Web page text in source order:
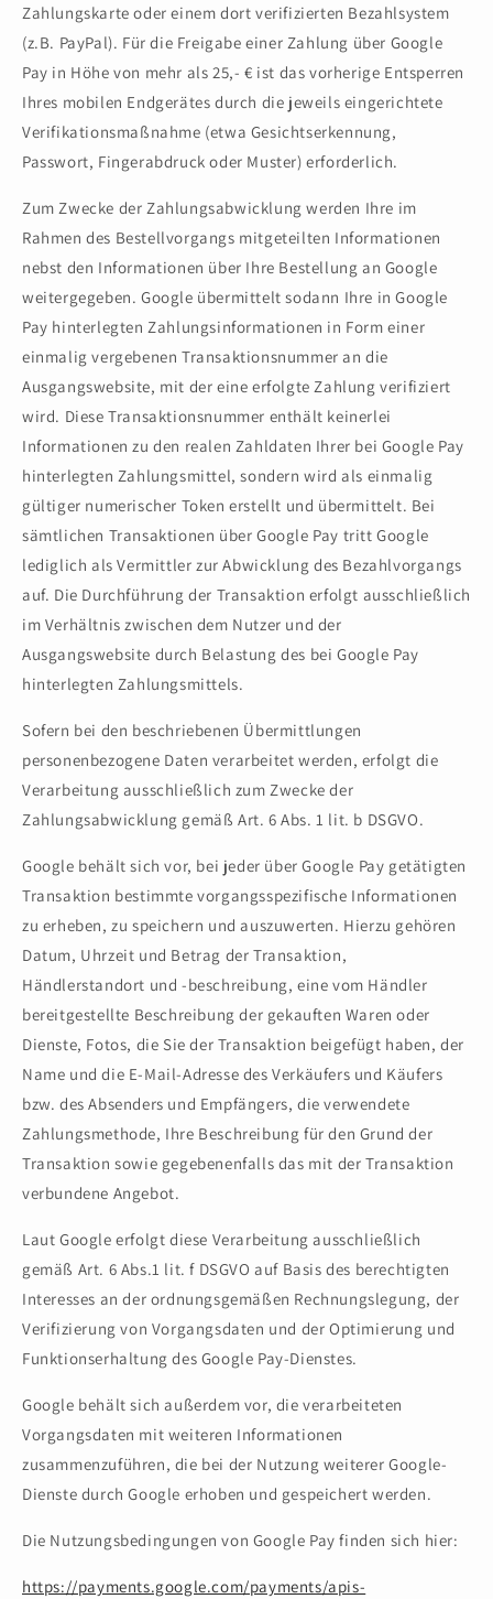
Zahlungskarte oder einem dort verifizierten Bezahlsystem
(z.B. PayPal). Für die Freigabe einer Zahlung über Google
Pay in Höhe von mehr als 25,- € ist das vorherige Entsperren
Ihres mobilen Endgerätes durch die jeweils eingerichtete
Verifikationsmaßnahme (etwa Gesichtserkennung,
Passwort, Fingerabdruck oder Muster) erforderlich.
Zum Zwecke der Zahlungsabwicklung werden Ihre im
Rahmen des Bestellvorgangs mitgeteilten Informationen
nebst den Informationen über Ihre Bestellung an Google
weitergegeben. Google übermittelt sodann Ihre in Google
Pay hinterlegten Zahlungsinformationen in Form einer
einmalig vergebenen Transaktionsnummer an die
Ausgangswebsite, mit der eine erfolgte Zahlung verifiziert
wird. Diese Transaktionsnummer enthält keinerlei
Informationen zu den realen Zahldaten Ihrer bei Google Pay
hinterlegten Zahlungsmittel, sondern wird als einmalig
gültiger numerischer Token erstellt und übermittelt. Bei
sämtlichen Transaktionen über Google Pay tritt Google
lediglich als Vermittler zur Abwicklung des Bezahlvorgangs
auf. Die Durchführung der Transaktion erfolgt ausschließlich
im Verhältnis zwischen dem Nutzer und der
Ausgangswebsite durch Belastung des bei Google Pay
hinterlegten Zahlungsmittels.
Sofern bei den beschriebenen Übermittlungen
personenbezogene Daten verarbeitet werden, erfolgt die
Verarbeitung ausschließlich zum Zwecke der
Zahlungsabwicklung gemäß Art. 6 Abs. 1 lit. b DSGVO.
Google behält sich vor, bei jeder über Google Pay getätigten
Transaktion bestimmte vorgangsspezifische Informationen
zu erheben, zu speichern und auszuwerten. Hierzu gehören
Datum, Uhrzeit und Betrag der Transaktion,
Händlerstandort und -beschreibung, eine vom Händler
bereitgestellte Beschreibung der gekauften Waren oder
Dienste, Fotos, die Sie der Transaktion beigefügt haben, der
Name und die E-Mail-Adresse des Verkäufers und Käufers
bzw. des Absenders und Empfängers, die verwendete
Zahlungsmethode, Ihre Beschreibung für den Grund der
Transaktion sowie gegebenenfalls das mit der Transaktion
verbundene Angebot.
Laut Google erfolgt diese Verarbeitung ausschließlich
gemäß Art. 6 Abs.1 lit. f DSGVO auf Basis des berechtigten
Interesses an der ordnungsgemäßen Rechnungslegung, der
Verifizierung von Vorgangsdaten und der Optimierung und
Funktionserhaltung des Google Pay-Dienstes.
Google behält sich außerdem vor, die verarbeiteten
Vorgangsdaten mit weiteren Informationen
zusammenzuführen, die bei der Nutzung weiterer Google-
Dienste durch Google erhoben und gespeichert werden.
Die Nutzungsbedingungen von Google Pay finden sich hier:
https://payments.google.com/payments/apis-